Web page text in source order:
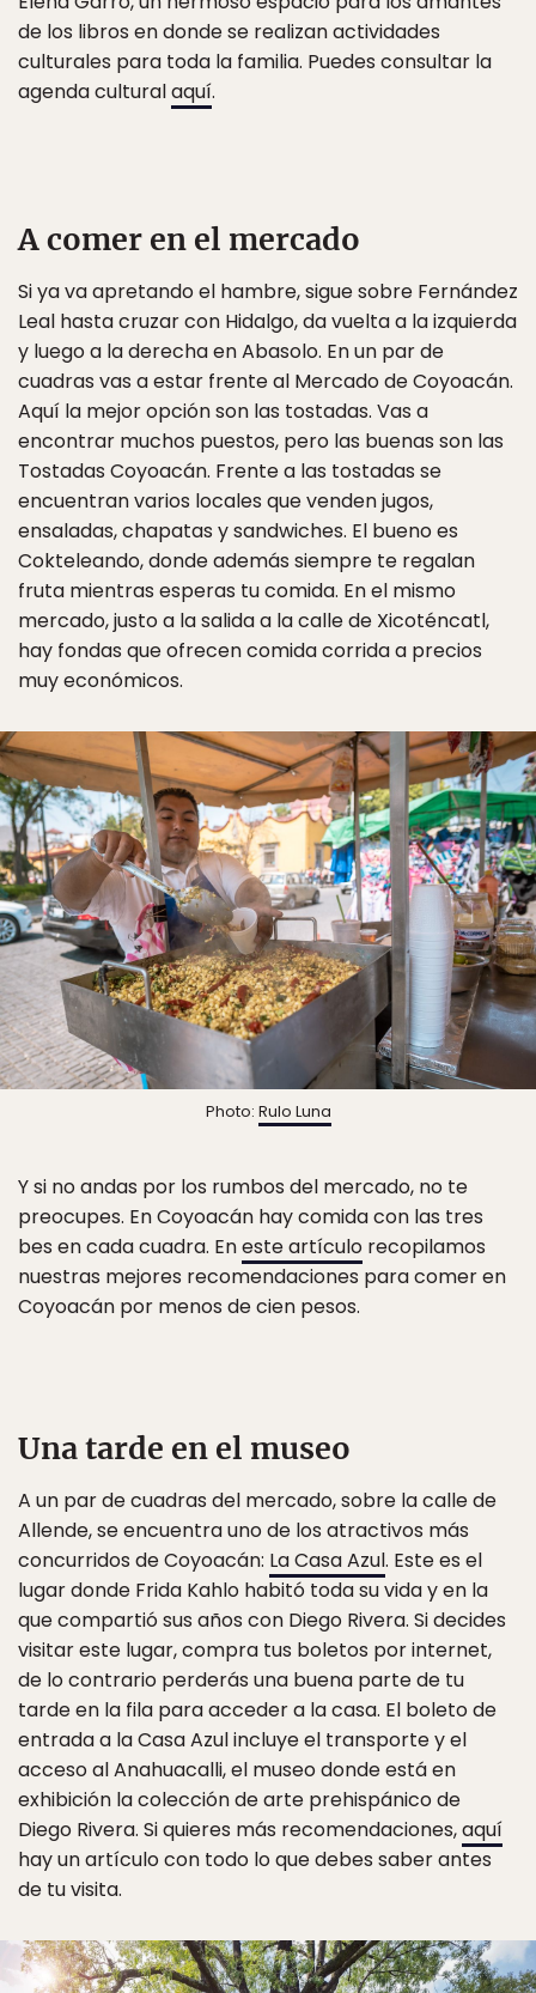
de los libros en donde se realizan actividades
culturales para toda la familia. Puedes consultar la
agenda culturalaquí.
A comer en el mercado
Si ya va apretando el hambre, sigue sobre Fernández
Leal hasta cruzar con Hidalgo, da vuelta a la izquierda
y luego a la derecha en Abasolo. En un par de
cuadras vas a estar frente al Mercado de Coyoacán.
Aquí la mejor opción son las tostadas. Vas a
encontrar muchos puestos, pero las buenas son las
Tostadas Coyoacán. Frente a las tostadas se
encuentran varios locales que venden jugos,
ensaladas, chapatas y sandwiches. El bueno es
Cokteleando, donde además siempre te regalan
fruta mientras esperas tu comida. En el mismo
mercado, justo a la salida a la calle de Xicoténcatl,
hay fondas que ofrecen comida corrida a precios
muy económicos.
Photo: Rulo Luna
Y si no andas por los rumbos del mercado, no te
preocupes. En Coyoacán hay comida con las tres
bes en cada cuadra. Eneste artículo recopilamos
nuestras mejores recomendaciones para comer en
Coyoacán por menos de cien pesos.
Una tarde en el museo
A un par de cuadras del mercado, sobre la calle de
Allende, se encuentra uno de los atractivos más
concurridos de Coyoacán: La Casa Azul. Este es el
lugar donde Frida Kahlo habitó toda su vida y en la
que compartió sus años con Diego Rivera. Si decides
visitar este lugar, compra tus boletos por internet,
de lo contrario perderás una buena parte de tu
tarde en la fila para acceder a la casa. El boleto de
entrada a la Casa Azul incluye el transporte y el
acceso al Anahuacalli, el museo donde está en
exhibición la colección de arte prehispánico de
Diego Rivera. Si quieres más recomendaciones,aquí
hay un artículo con todo lo que debes saber antes
de tu visita.